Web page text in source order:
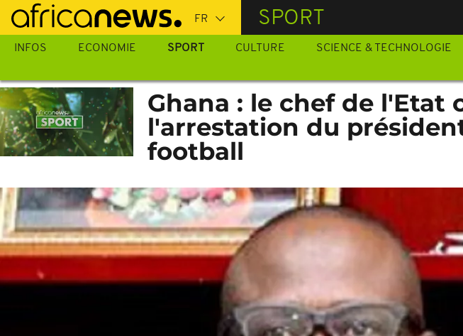
Passer
au
contenu
SPORT
INFOS ECONOMIE SPORT CULTURE SCIENCE & TECHNOLOGIE
Ghana : le chef de l'Etat
l'arrestation du
football